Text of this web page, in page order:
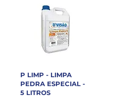
P LIMP - LIMPA
PEDRA ESPECIAL -
5 LITROS